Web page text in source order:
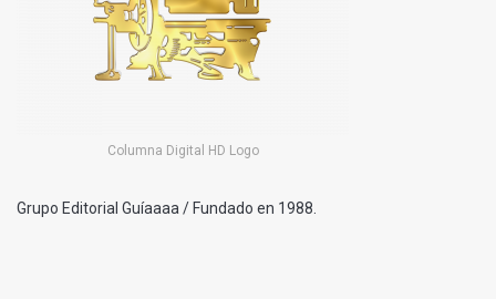
Columna Digital HD Logo
Grupo Editorial Guíaaaa / Fundado en 1988.